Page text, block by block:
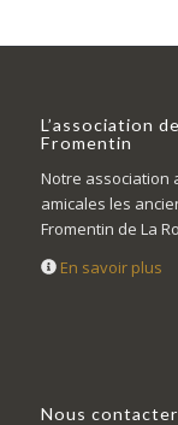
L’association
Fromentin
Notre association
amicales les
Fromentin de La
En savoir plus
Nous contacter